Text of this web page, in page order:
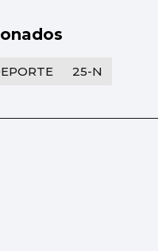
25-N